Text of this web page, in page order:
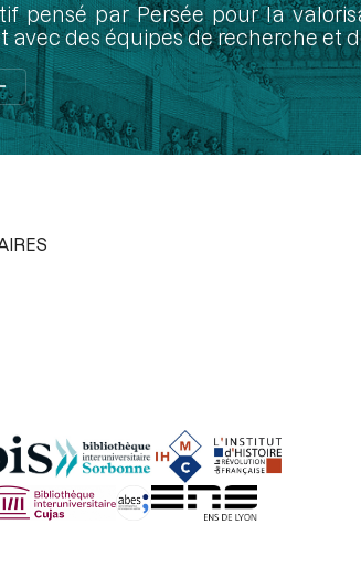
pensé par Persée pour la
avec des équipes de recherche et